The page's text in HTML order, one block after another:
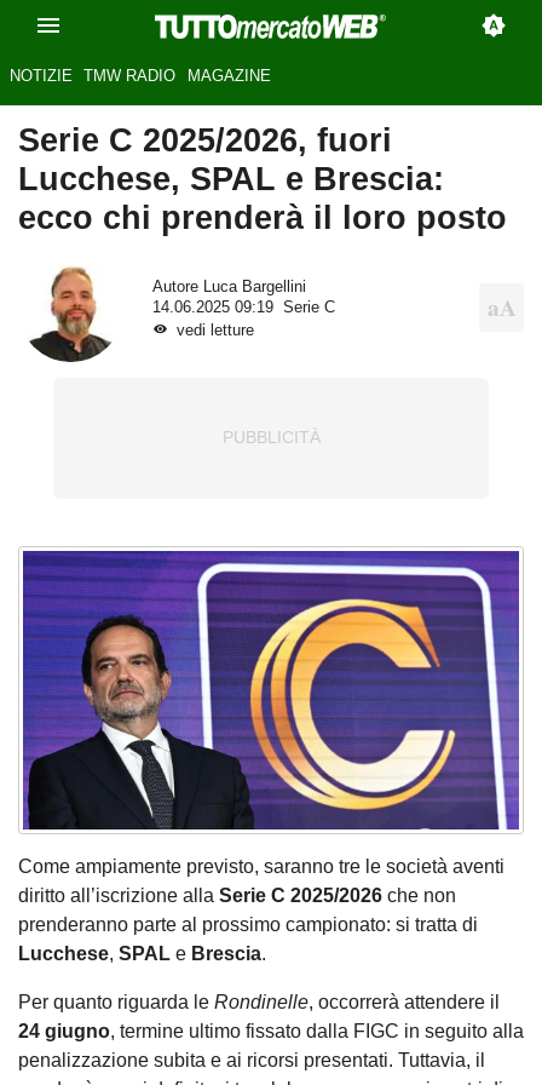
NOTIZIE TMW RADIO MAGAZINE
Serie C 2025/2026, fuori
Lucchese, SPAL e Brescia:
ecco chi prenderà il loro posto
Autore Luca Bargellini
14.06.2025 09:19
Serie C
vedi letture
Come ampiamente previsto, saranno tre le società aventi
diritto all’iscrizione alla Serie C 2025/2026 che non
prenderanno parte al prossimo campionato: si tratta di
Lucchese, SPAL e Brescia.
Per quanto riguarda le Rondinelle, occorrerà attendere il
24 giugno, termine ultimo fissato dalla FIGC in seguito alla
penalizzazione subita e ai ricorsi presentati. Tuttavia, il